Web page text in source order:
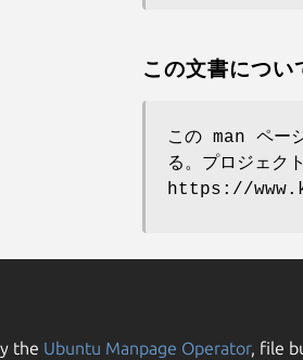
この文書につい
この man ペ
る。プロジェク
https://
the Ubuntu Manpage Operator, file